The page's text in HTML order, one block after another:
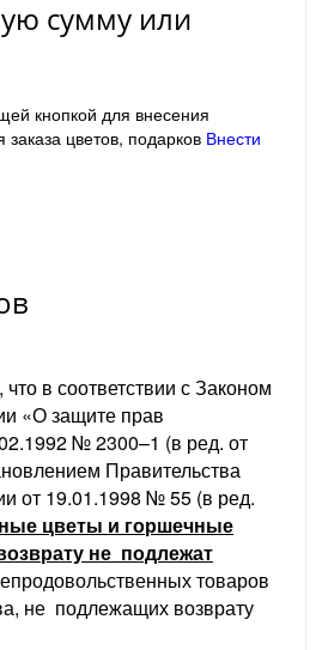
сумму или
кнопкой для внесения
цветов, подарков Внести
в соответствии с Законом
«О защите прав
№ 2300–1 (в ред. от
Правительства
от 19.01.1998 № 55 (в ред.
цветы и горшечные
не подлежат
товаров
не подлежащих возврату